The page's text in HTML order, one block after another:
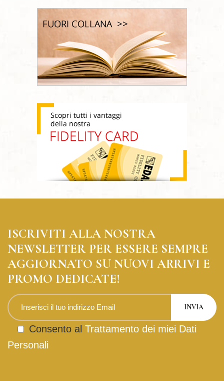
ISCRIVITI ALLA NOSTRA
NEWSLETTER PER ESSERE SEMPRE
AGGIORNATO SU NUOVI ARRIVI E
PROMO DEDICATE!
Consento al Trattamento dei miei Dati
Personali